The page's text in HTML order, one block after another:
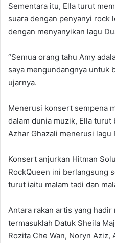
Sementara itu, Ella turut
suara dengan penyanyi rock
dengan menyanyikan lagu
“Semua orang tahu Amy
saya mengundangnya untuk
ujarnya.
Menerusi konsert sempena
dalam dunia muzik, Ella
Azhar Ghazali menerusi lagu
Konsert anjurkan Hitman
RockQueen ini berlangsung
turut iaitu malam tadi dan
Antara rakan artis yang
termasuklah Datuk Sheila
Rozita Che Wan, Noryn Aziz,